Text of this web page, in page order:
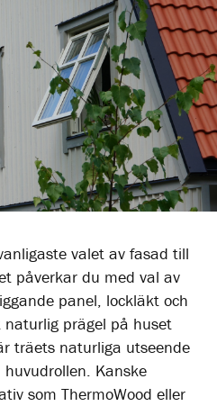
valet av fasad till
påverkar du med val av
panel, lockläkt och
prägel på huset
träets naturliga utseende
Kanske
som ThermoWood eller